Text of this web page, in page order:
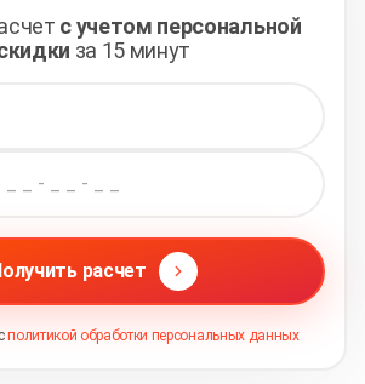
с учетом персональной
за 15 минут
расчет
политикой обработки персональных данных